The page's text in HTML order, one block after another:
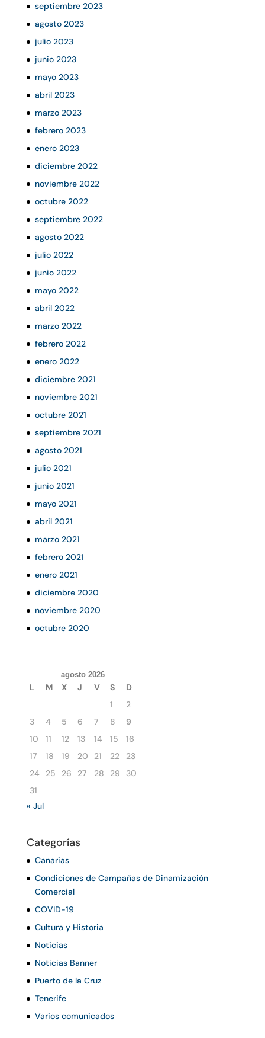
septiembre 2023
agosto 2023
julio 2023
junio 2023
mayo 2023
abril 2023
marzo 2023
febrero 2023
enero 2023
diciembre 2022
noviembre 2022
octubre 2022
septiembre 2022
agosto 2022
julio 2022
junio 2022
mayo 2022
abril 2022
marzo 2022
febrero 2022
enero 2022
diciembre 2021
noviembre 2021
octubre 2021
septiembre 2021
agosto 2021
julio 2021
junio 2021
mayo 2021
abril 2021
marzo 2021
febrero 2021
enero 2021
diciembre 2020
noviembre 2020
octubre 2020
agosto 2026
L M X J V S
D
1
2
3
4 5 6 7 8
9
10
11 12 13 14 15
16
17
18 19 20 21 22
23
24
25 26 27 28 29
30
31
« Jul
Categorías
Canarias
Condiciones de Campañas de Dinamización
Comercial
COVID-19
Cultura y Historia
Noticias
Noticias Banner
Puerto de la Cruz
Tenerife
Varios comunicados